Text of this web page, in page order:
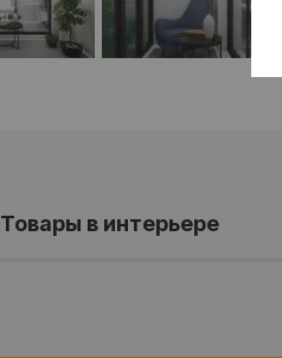
Товары в интерьере